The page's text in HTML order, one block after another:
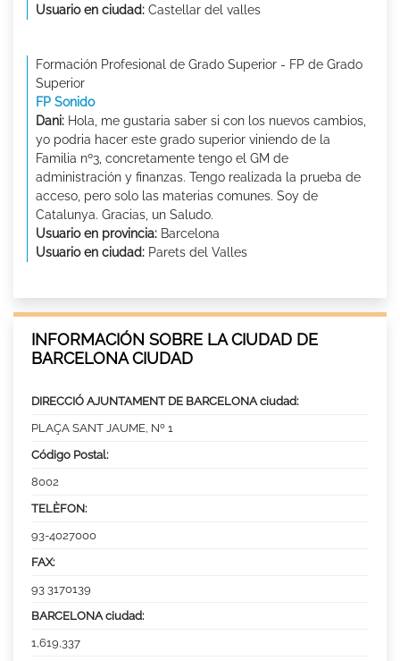
Usuario en ciudad: Castellar del valles
Formación Profesional de Grado Superior - FP de Grado
Superior
FP Sonido
Dani: Hola, me gustaria saber si con los nuevos cambios,
yo podria hacer este grado superior viniendo de la
Familia nº3, concretamente tengo el GM de
administración y finanzas. Tengo realizada la prueba de
acceso, pero solo las materias comunes. Soy de
Catalunya. Gracias, un Saludo.
Usuario en provincia: Barcelona
Usuario en ciudad: Parets del Valles
INFORMACIÓN SOBRE LA CIUDAD DE
BARCELONA CIUDAD
DIRECCIÓ AJUNTAMENT DE BARCELONA ciudad:
PLAÇA SANT JAUME, Nº 1
Código Postal:
8002
TELÈFON:
93-4027000
FAX:
93 3170139
BARCELONA ciudad:
1,619,337